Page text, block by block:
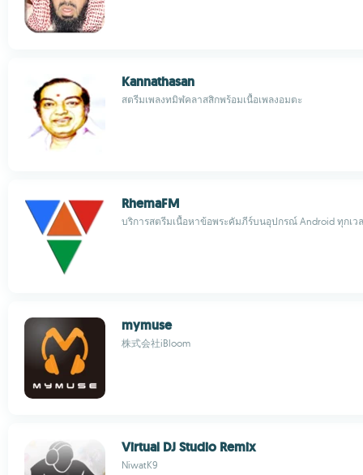
Kannathasan
สตรีมเพลงทมิฬคลาสสิกพร้อมเนื้อเพลงอมตะ
RhemaFM
บริการสตรีมเนื้อหาข้อพระคัมภีร์บนอุปกรณ์ Android ทุกเว
mymuse
株式会社iBloom
Virtual DJ Studio Remix
NiwatK9